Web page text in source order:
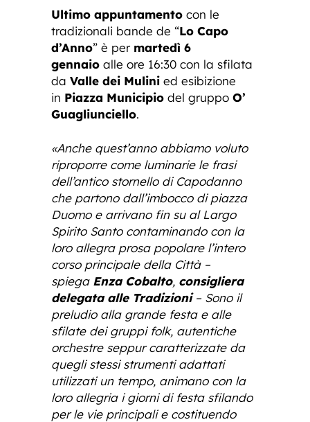
Ultimo appuntamento con le
tradizionali bande de “Lo Capo
d’Anno” è per martedì 6
gennaio alle ore 16:30 con la sfilata
da Valle dei Mulini ed esibizione
in Piazza Municipio del gruppo O’
Guagliunciello.
«Anche quest’anno abbiamo voluto
riproporre come luminarie le frasi
dell’antico stornello di Capodanno
che partono dall’imbocco di piazza
Duomo e arrivano fin su al Largo
Spirito Santo contaminando con la
loro allegra prosa popolare l’intero
corso principale della Città –
spiega Enza Cobalto, consigliera
delegata alle Tradizioni– Sono il
preludio alla grande festa e alle
sfilate dei gruppi folk, autentiche
orchestre seppur caratterizzate da
quegli stessi strumenti adattati
utilizzati un tempo, animano con la
loro allegria i giorni di festa sfilando
per le vie principali e costituendo